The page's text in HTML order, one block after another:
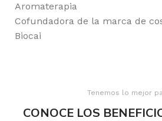
Aromaterapia
Cofundadora de la marca de
Biocai
Tenemos lo mejor
CONOCE LOS